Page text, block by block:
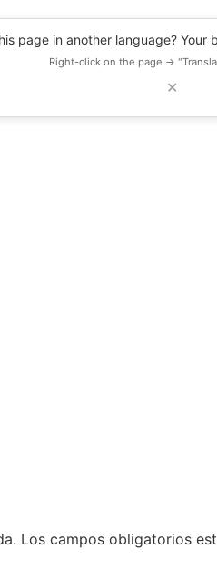
page in another language?
Right-click on the page →
✕
Los campos obligatorios